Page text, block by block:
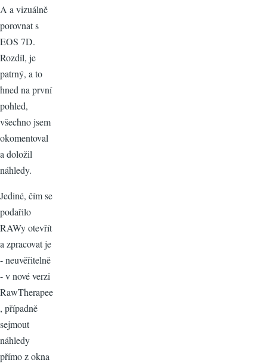
A a vizuálně
porovnat s
EOS 7D.
Rozdíl, je
patrný, a to
hned na první
pohled,
všechno jsem
okomentoval
a doložil
náhledy.
Jediné, čím se
podařilo
RAWy otevřít
a zpracovat je
- neuvěřitelně
- v nové verzi
RawTherapee
, případně
sejmout
náhledy
přímo z okna